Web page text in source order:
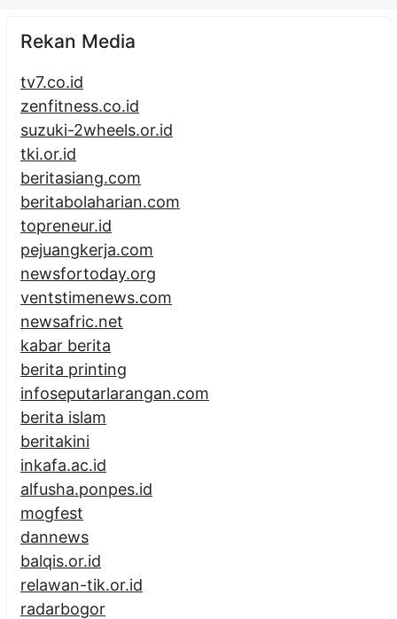
Rekan Media
tv7.co.id
zenfitness.co.id
suzuki-2wheels.or.id
tki.or.id
beritasiang.com
beritabolaharian.com
topreneur.id
pejuangkerja.com
newsfortoday.org
ventstimenews.com
newsafric.net
kabar berita
berita printing
infoseputarlarangan.com
berita islam
beritakini
inkafa.ac.id
alfusha.ponpes.id
mogfest
dannews
balqis.or.id
relawan-tik.or.id
radarbogor